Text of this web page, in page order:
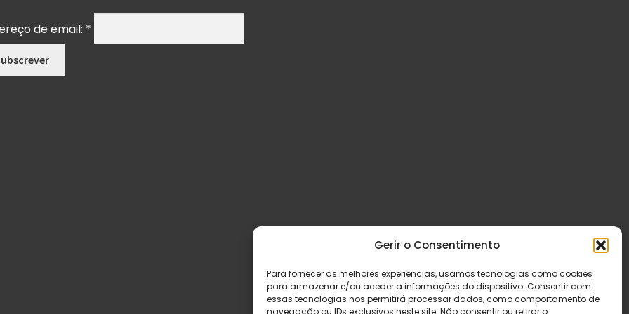
Gerir o Consentimento
Para fornecer as melhores experiências, usamos tecnologias como cookies
para armazenar e/ou aceder a informações do dispositivo. Consentir com
essas tecnologias nos permitirá processar dados, como comportamento de
navegação ou IDs exclusivos neste site. Não consentir ou retirar o
de email: *